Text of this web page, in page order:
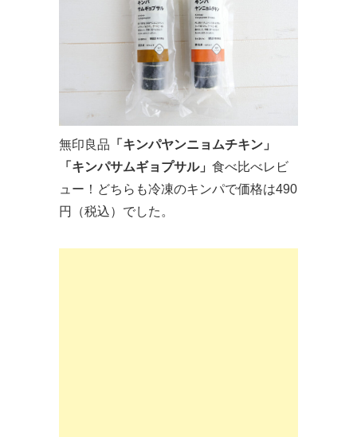
無印良品 「キンパヤンニョムチキン」
「キンパサムギョプサル」 食べ比べレビ
ュー！どちらも冷凍のキンパで価格は490
円（税込）でした。